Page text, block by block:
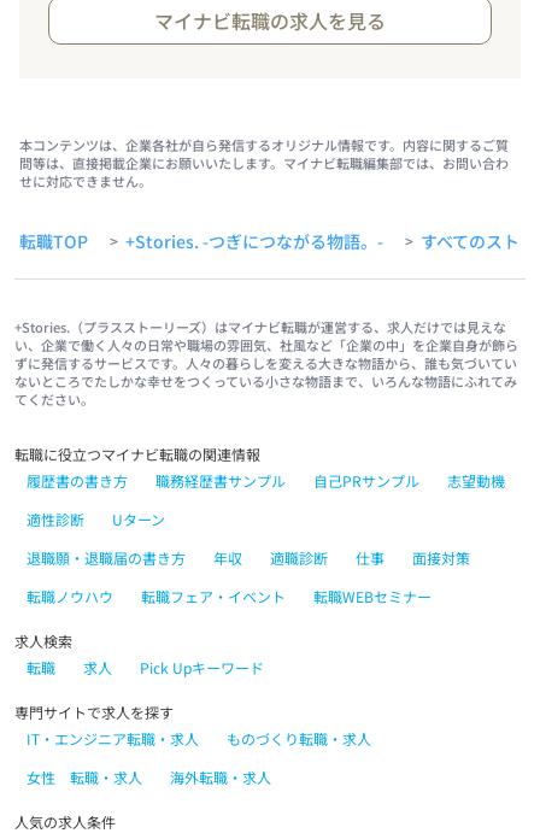
マイナビ転職の求人を見る
本コンテンツは、企業各社が自ら発信するオリジナル情報です。内容に関するご質
問等は、直接掲載企業にお願いいたします。マイナビ転職編集部では、お問い合わ
せに対応できません。
転職TOP > +Stories. -つぎにつながる物語。- > すべてのスト
+Stories.（プラスストーリーズ）はマイナビ転職が運営する、求人だけでは見えな
い、企業で働く人々の日常や職場の雰囲気、社風など「企業の中」を企業自身が飾ら
ずに発信するサービスです。人々の暮らしを変える大きな物語から、誰も気づいてい
ないところでたしかな幸せをつくっている小さな物語まで、いろんな物語にふれてみ
てください。
転職に役立つマイナビ転職の関連情報
履歴書の書き方
職務経歴書サンプル 自己PRサンプル
志望動機
適性診断
Uターン
退職願・退職届の書き方
年収 適職診断 仕事
面接対策
転職ノウハウ
転職フェア・イベント 転職WEBセミナー
求人検索
転職
求人 Pick Upキーワード
専門サイトで求人を探す
IT・エンジニア転職・求人
ものづくり転職・求人
女性 転職・求人
海外転職・求人
人気の求人条件